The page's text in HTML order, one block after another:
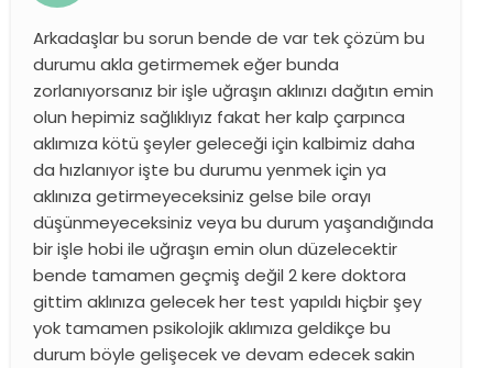
Arkadaşlar bu sorun bende de var tek çözüm bu
durumu akla getirmemek eğer bunda
zorlanıyorsanız bir işle uğraşın aklınızı dağıtın emin
olun hepimiz sağlıklıyız fakat her kalp çarpınca
aklımıza kötü şeyler geleceği için kalbimiz daha
da hızlanıyor işte bu durumu yenmek için ya
aklınıza getirmeyeceksiniz gelse bile orayı
düşünmeyeceksiniz veya bu durum yaşandığında
bir işle hobi ile uğraşın emin olun düzelecektir
bende tamamen geçmiş değil 2 kere doktora
gittim aklınıza gelecek her test yapıldı hiçbir şey
yok tamamen psikolojik aklımıza geldikçe bu
durum böyle gelişecek ve devam edecek sakin